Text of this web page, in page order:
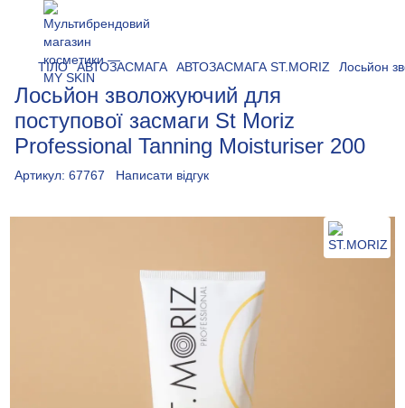
ТІЛО АВТОЗАСМАГА АВТОЗАСМАГА ST.MORIZ Лосьйон
Лосьйон зволожуючий для
поступової засмаги St Moriz
Professional Tanning Moisturiser 200
Артикул: 67767 Написати відгук